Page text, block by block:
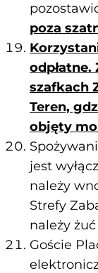
poza
szafkach
Teren,
objęty
jest
należy
Strefy
należy
Goście